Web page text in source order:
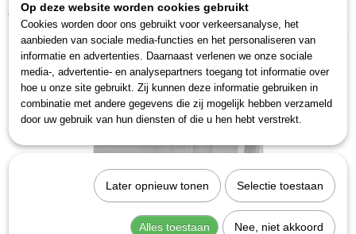
EAN code
4000896003297
Productcode leverancier
1158-2
Aandrijving met uitdrukstift voor stiftborging.
Duits fabricaat.
Ook interessant
Op deze website worden cookies gebruikt
Cookies worden door ons gebruikt voor verkeersanalyse, het
aanbieden van sociale media-functies en het personaliseren van
informatie en advertenties. Daarnaast verlenen we onze sociale
media-, advertentie- en analysepartners toegang tot informatie over
hoe u onze site gebruikt. Zij kunnen deze informatie gebruiken in
combinatie met andere gegevens die zij mogelijk hebben verzameld
door uw gebruik van hun diensten of die u hen hebt verstrekt.
Later opnieuw tonen Selectie toestaan
Alles toestaan Nee, niet akkoord